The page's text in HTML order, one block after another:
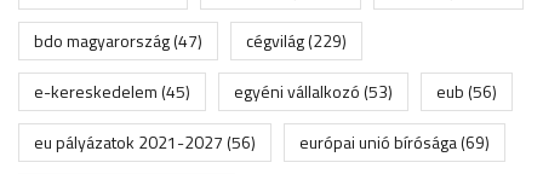
bdo magyarország(47) cégvilág(229)
e-kereskedelem(45) egyéni vállalkozó(53) eub(56)
eu pályázatok 2021-2027(56) európai unió bírósága(69)